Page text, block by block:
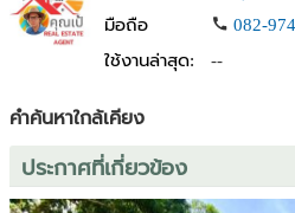
- สร้าง **คาเฟ่ / โฮมสเตย์เชิงเกษตร
ธรรมชาติ
- ทำเลเชื่อมต่อ **สระบุรี – ปราจีนบุรี
## 💰 ราคาเสนอขาย
มือถือ
082-
ใช้งานล่าสุด:
--
คำค้นหาใกล้เคียง
ประกาศที่เกี่ยวข้อง